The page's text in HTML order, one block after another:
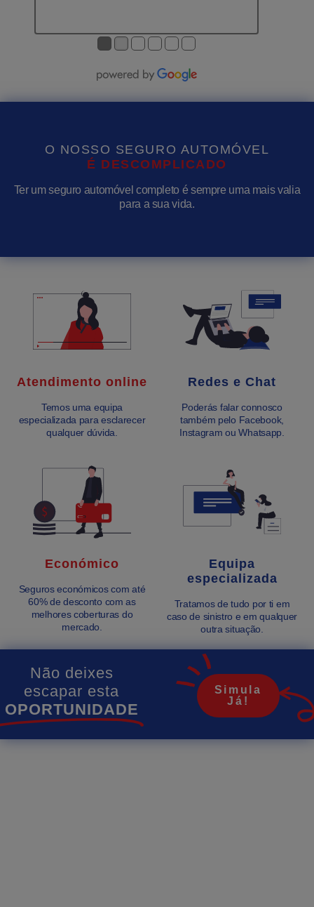
●●●●●●
O NOSSO SEGURO AUTOMÓVEL
É D ESCO MPLI CADO
Ter um seguro automóvel completo é sempre uma mais valia
para a sua vida.
Atendimento online
Temos uma equipa
especializada para esclarecer
qualquer dúvida.
Redes e Chat
Poderás falar connosco
também pelo Facebook,
Instagram ou Whatsapp.
Económico
Seguros económicos com até
60% de desconto com as
melhores coberturas do
mercado.
Equipa
especializada
Tratamos de tudo por ti em
caso de sinistro e em qualquer
outra situação.
Não deixes
escapar esta
OPORTUNIDADE
Simula
Já!